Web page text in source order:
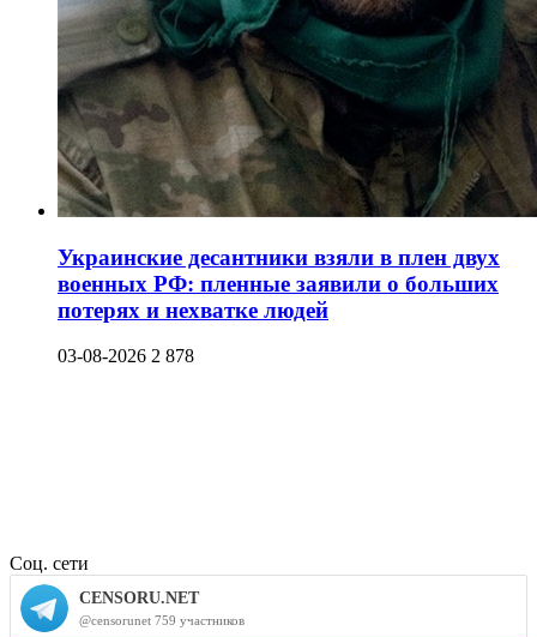
Украинские десантники взяли в плен двух
военных РФ: пленные заявили о больших
потерях и нехватке людей
03-08-2026 2 878
Соц. сети